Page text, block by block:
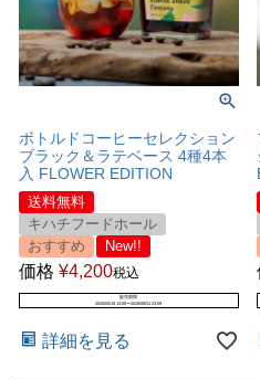
ボトルドコーヒーセレクション
ブラック＆ラテベース 4種4本
入 FLOWER EDITION
送料無料
キハチフードホール
おすすめ
New!!
価格 ¥4,200税込
販売期間
2026/05/19 13:00〜2026/08/31 23:59
詳細を見る